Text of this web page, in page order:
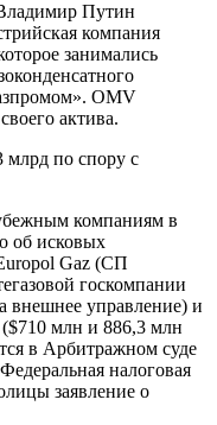
Путин
компания
занимались
OMV
актива.
млрд по спору с
компаниям в
об исковых
Gaz (СП
госкомпании
внешнее управление) и
млн и 886,3 млн
в Арбитражном суде
налоговая
заявление о